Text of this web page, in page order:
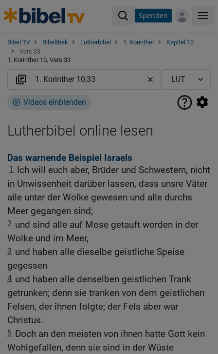
Spenden
Bibel TV Bibelthek Lutherbibel 1. Korinther
Kapitel 10
Vers 33
1. Korinther 10, Vers 33
Videos einblenden
Lutherbibel online lesen
Das warnende Beispiel Israels
1
Ich will euch aber, Brüder und Schwestern, nicht
in Unwissenheit darüber lassen, dass unsre Väter
alle unter der Wolke gewesen und alle durchs
Meer gegangen sind;
2 und sind alle auf Mose getauft worden in der
Wolke und im Meer,
3 und haben alle dieselbe geistliche Speise
gegessen
4 und haben alle denselben geistlichen Trank
getrunken; denn sie tranken von dem geistlichen
Felsen, der ihnen folgte; der Fels aber war
Christus.
5 Doch an den meisten von ihnen hatte Gott kein
Wohlgefallen, denn sie sind in der Wüste